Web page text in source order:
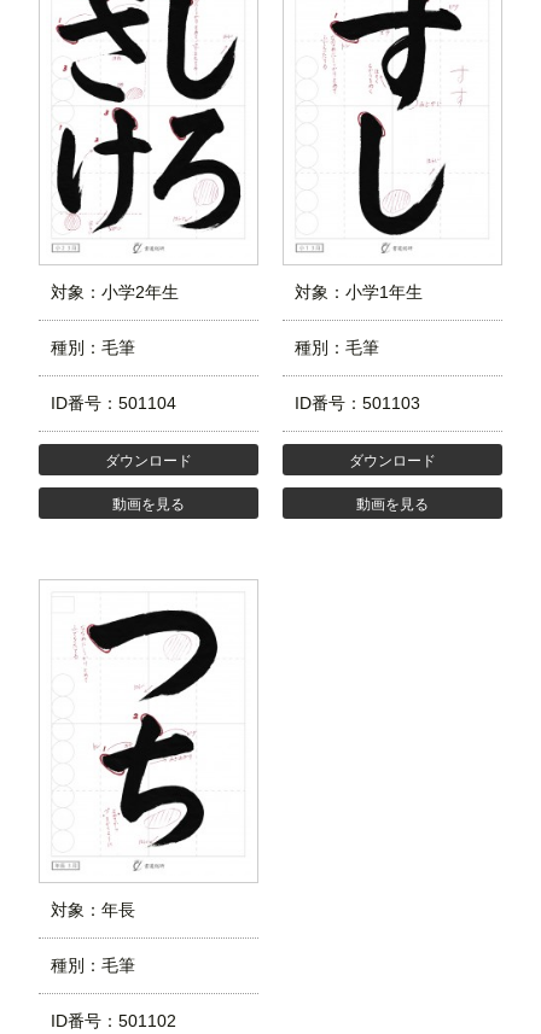
対象：小学2年生
種別：毛筆
ID番号：501104
ダウンロード
動画を見る
対象：小学1年生
種別：毛筆
ID番号：501103
ダウンロード
動画を見る
対象：年長
種別：毛筆
ID番号：501102